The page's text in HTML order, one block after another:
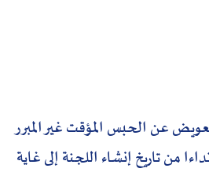
عن الحبس المؤقت غير المبرر
من تاريخ إنشاء اللجنة إلى غاية